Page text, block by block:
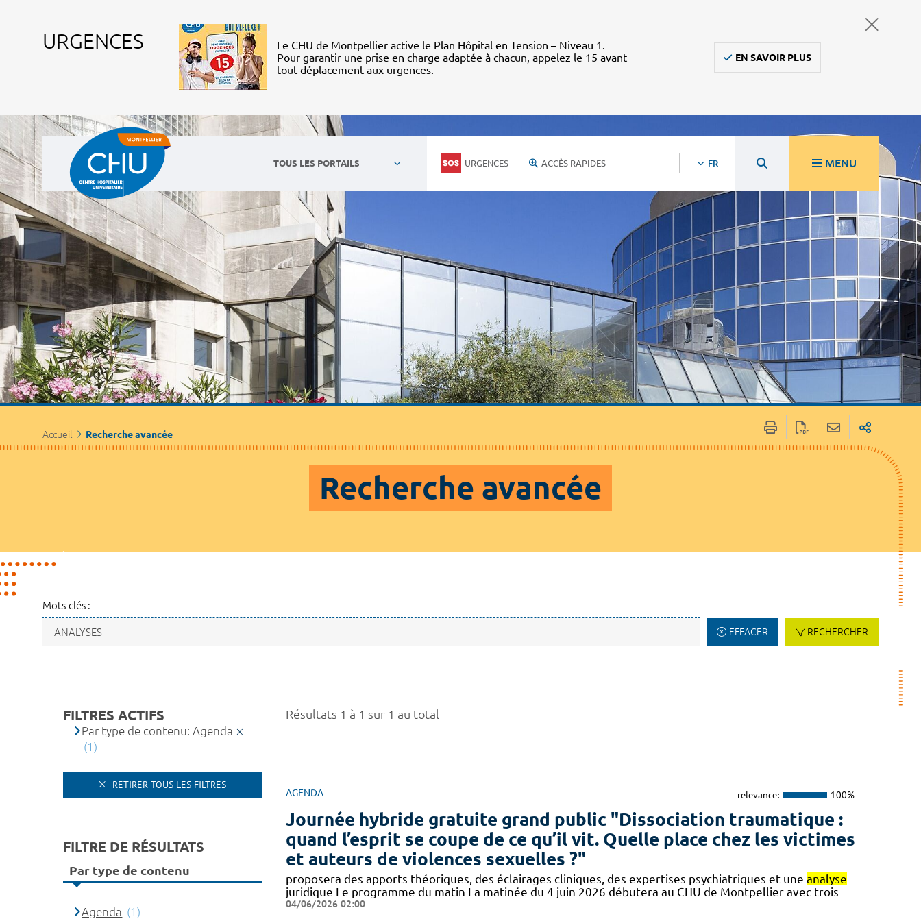
URGENCES
Le CHU de Montpellier active le Plan Hôpital en Tension – Niveau 1.
Pour garantir une prise en charge adaptée à chacun, appelez le 15 avant
tout déplacement aux urgences.
EN SAVOIR PLUS
TOUS LES PORTAILS URGENCES ACCÈS RAPIDES FR MENU
Accueil Recherche avancée
Recherche avancée
Mots-clés :
EFFACER RECHERCHER
Résultats 1 à 1 sur 1 au total
AGENDA relevance: 100%
Journée hybride gratuite grand public "Dissociation traumatique :
quand l’esprit se coupe de ce qu’il vit. Quelle place chez les victimes
et auteurs de violences sexuelles ?"
proposera des apports théoriques, des éclairages cliniques, des expertises psychiatriques et une analyse
juridique Le programme du matin La matinée du 4 juin 2026 débutera au CHU de Montpellier avec trois
04/06/2026 02:00
FILTRES ACTIFS
Par type de contenu: Agenda
(1)
RETIRER TOUS LES FILTRES
FILTRE DE RÉSULTATS
Par type de contenu
Agenda (1)